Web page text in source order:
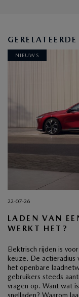
NIEUWS
22-07-26
LADEN VAN
WERKT HET?
Elektrisch rijden is
keuze. De actieradius
het openbare
gebruikers steeds
vragen op. Want wat
snelladen? Waarom